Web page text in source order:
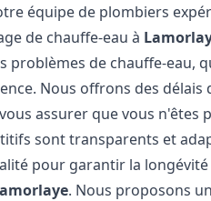
équipe de plombiers
de chauffe-eau à
de chauffe-eau,
Nous offrons des délais
assurer que vous n'êtes
sont transparents et
pour garantir la
. Nous proposons